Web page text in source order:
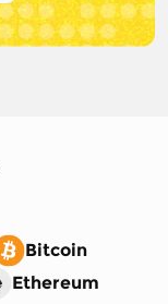
Bitcoin
Ethereum